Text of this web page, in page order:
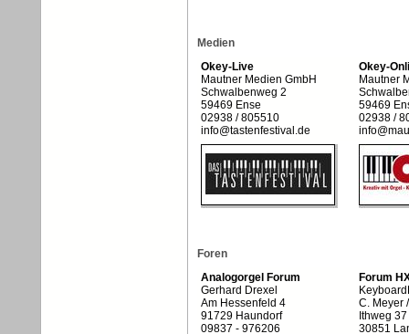
Medien
Okey-Live
Mautner Medien GmbH
Schwalbenweg 2
59469 Ense
02938 / 805510
info@tastenfestival.de
Okey-
Mautner
59469
02938 /
Foren
Analogorgel Forum
Gerhard Drexel
Am Hessenfeld 4
91729 Haundorf
09837 - 976206
Forum
C. Meyer
Ithweg 37
30851